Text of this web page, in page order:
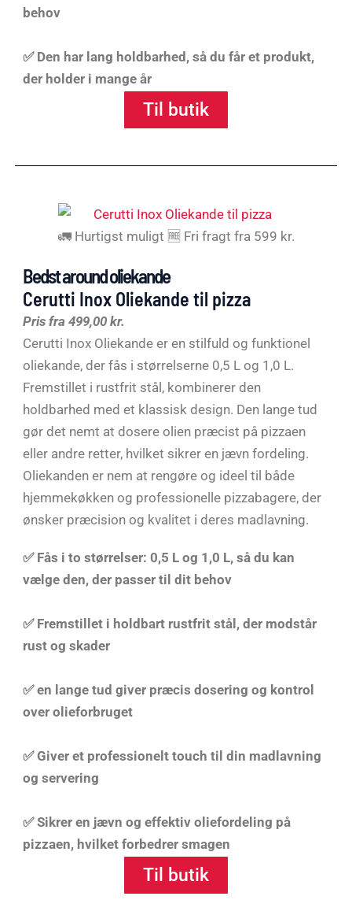
behov
✅ Den har lang holdbarhed, så du får et produkt,
der holder i mange år
Til butik
🚛 Hurtigst muligt 🆓 Fri fragt fra 599 kr.
Bedst around oliekande
Cerutti Inox Oliekande til pizza
Pris fra 499,00 kr.
Cerutti Inox Oliekande er en stilfuld og funktionel
oliekande, der fås i størrelserne 0,5 L og 1,0 L.
Fremstillet i rustfrit stål, kombinerer den
holdbarhed med et klassisk design. Den lange tud
gør det nemt at dosere olien præcist på pizzaen
eller andre retter, hvilket sikrer en jævn fordeling.
Oliekanden er nem at rengøre og ideel til både
hjemmekøkken og professionelle pizzabagere, der
ønsker præcision og kvalitet i deres madlavning.
✅ Fås i to størrelser: 0,5 L og 1,0 L, så du kan
vælge den, der passer til dit behov
✅ Fremstillet i holdbart rustfrit stål, der modstår
rust og skader
✅ en lange tud giver præcis dosering og kontrol
over olieforbruget
✅ Giver et professionelt touch til din madlavning
og servering
✅ Sikrer en jævn og effektiv oliefordeling på
pizzaen, hvilket forbedrer smagen
Til butik